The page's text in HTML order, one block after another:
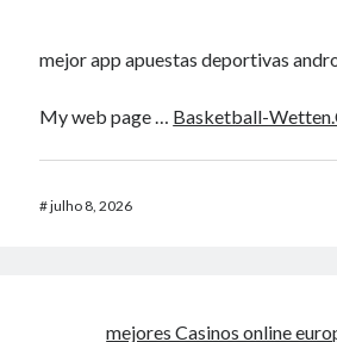
mejor app apuestas deportivas
My web page … Basketball-
#julho 8, 2026
mejores Casinos online